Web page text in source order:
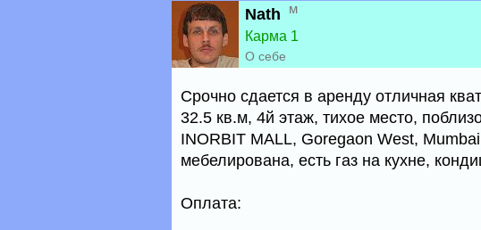
Nath
м
Карма 1
О себе
Срочно сдается в аренду отличная
32.5 кв.м, 4й этаж, тихое место,
INORBIT MALL, Goregaon West,
мебелирована, есть газ на кухне,
Оплата: